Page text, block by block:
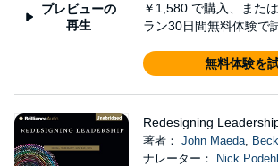
プレビューの
再生
￥1,580 で購入、また
ラン30日間無料体験で
無料体験を
Redesigning
著者： John Maeda,
ナレーター：
Nick Podehl